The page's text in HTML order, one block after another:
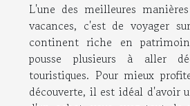
L'une des meilleures
vacances, c'est de voyager
continent riche en
pousse plusieurs à aller
touristiques. Pour mieux
découverte, il est idéal d'avoir